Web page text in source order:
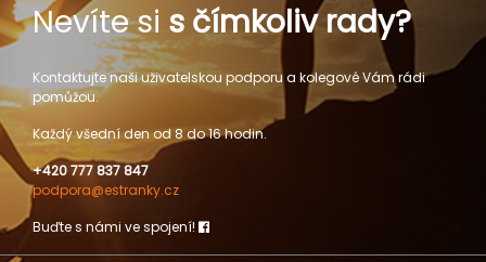
Nevíte si s čímkoliv rady?
Kontaktujte naši uživatelskou podporu a kolegové Vám rádi
pomůžou.
Každý všední den od 8 do 16 hodin.
+420 777 837 847
podpora@estranky.cz
Buďte s námi ve spojení!